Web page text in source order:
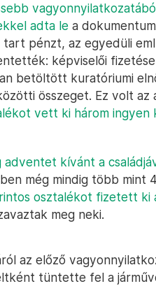
adta le a
pénzt, az egyedüli
képviselői
betöltött kuratóriumi
összeget. Ez volt az
vett ki három ingyen
adventet kívánt a
még mindig több mint
osztalékot fizetett ki
meg neki.
az előző
tüntette fel a